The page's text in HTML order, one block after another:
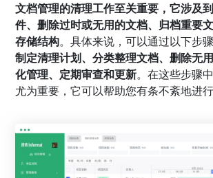
文档管理的清理工作至关重要，它涉及
件、删除过时或无用的文档、归档重要
存储结构。具体来说，可以通过以下步
制定清理计划、分类整理文档、删除无
化管理、定期审查和更新。在这些步骤
尤为重要，它可以帮助您有条不紊地进行